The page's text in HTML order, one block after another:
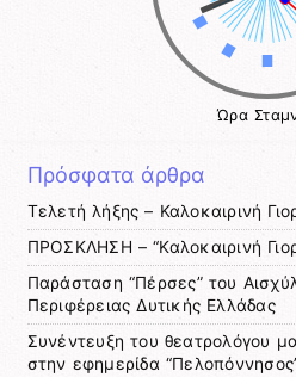
Ώρα
Πρόσφατα άρθρα
Τελετή λήξης – Καλοκαιρινή
ΠΡΟΣΚΛΗΣΗ – “Καλοκαιρινή
Παράσταση “Πέρσες” του
Περιφέρειας Δυτικής Ελλάδας
Συνέντευξη του θεατρολόγου
στην εφημερίδα